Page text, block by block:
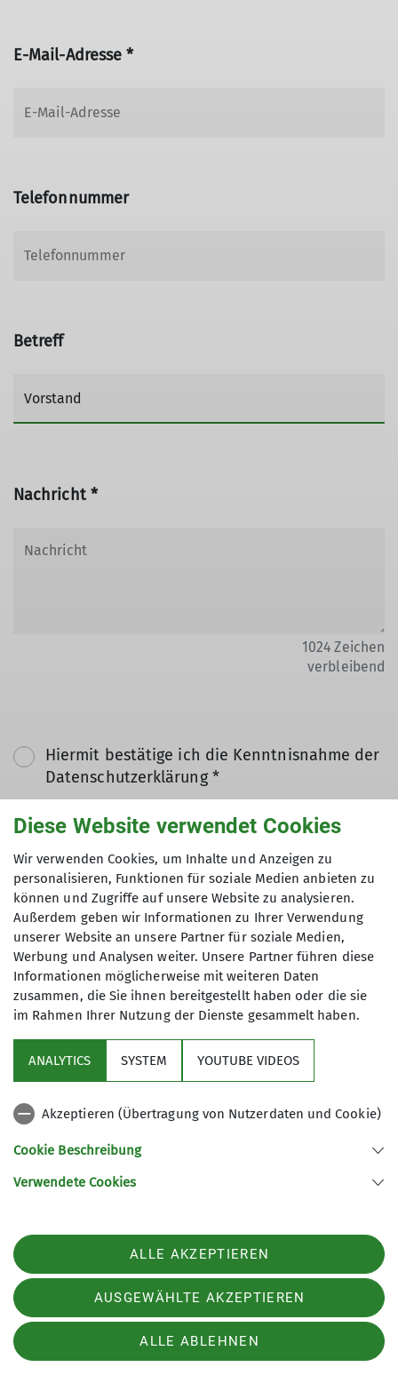
E-Mail-Adresse *
Telefonnummer
Betreff
Nachricht *
1024 Zeichen
verbleibend
Hiermit bestätige ich die Kenntnisnahme der
Datenschutzerklärung *
Hiermit erkläre ich mich einverstanden, dass
meine in das Kontaktformular eingegebenen
Daten elektronisch gesichert und zum Zweck
der Kontaktaufnahme verarbeitet und
genutzt werden. Mir ist bekannt, dass ich
meine Einwilligung jederzeit wiederrufen
kann. *
Mit (*) markierte Felder
sind Pflichtfelder
Nützliche Links
Sektion Günzburg des Deutschen Alpenvereins e.V.
Telefon +4982219646199
Datenschutz-Einstellungen
Datenschutz
Impressum
Spendenkonto
Diese Website verwendet Cookies
Wir verwenden Cookies, um Inhalte und Anzeigen zu
personalisieren, Funktionen für soziale Medien anbieten zu
können und Zugriffe auf unsere Website zu analysieren.
Außerdem geben wir Informationen zu Ihrer Verwendung
unserer Website an unsere Partner für soziale Medien,
Werbung und Analysen weiter. Unsere Partner führen diese
Informationen möglicherweise mit weiteren Daten
zusammen, die Sie ihnen bereitgestellt haben oder die sie
im Rahmen Ihrer Nutzung der Dienste gesammelt haben.
ANALYTICS SYSTEM YOUTUBE VIDEOS
Akzeptieren (Übertragung von Nutzerdaten und Cookie)
Cookie Beschreibung
Verwendete Cookies
ALLE AKZEPTIEREN
AUSGEWÄHLTE AKZEPTIEREN
ALLE ABLEHNEN